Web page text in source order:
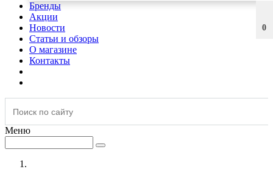
0
Бренды
Акции
Новости
Статьи и обзоры
О магазине
Контакты
Меню